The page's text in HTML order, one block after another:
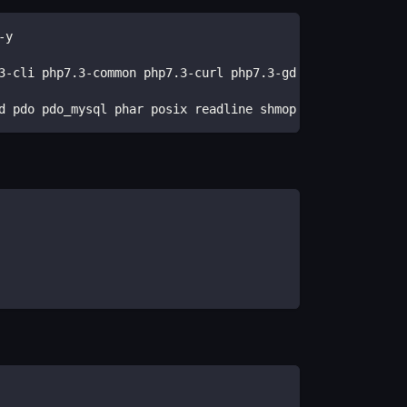
y
php7.3-common php7.3-curl php7.3-gd php7.3-json
phar posix readline shmop simplexml